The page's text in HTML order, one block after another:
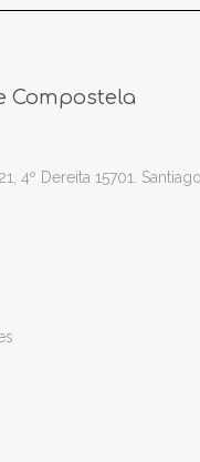
Compostela
4º Dereita 15701.